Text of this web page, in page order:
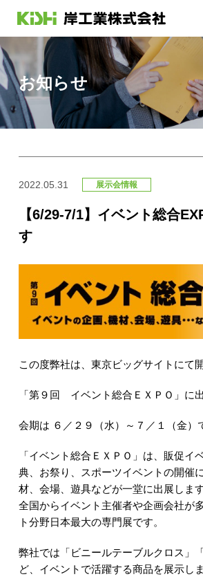
お知らせ
2022.05.31 展示会情報
【6/29-7/1】イベント総合
す
この度弊社は、東京ビッグサイトにて
「第９回 イベント総合ＥＸＰＯ」に
会期は ６／２９（水）～７／１（金）
「イベント総合ＥＸＰＯ」は、販促イ
典、お祭り、スポーツイベントの開催
材、会場、遊具などが一堂に出展します
全国からイベント主催者や企画会社が
ト分野日本最大の専門展です。
弊社では「ビニールテーブルクロス」
ど、イベントで活躍する商品を展示しま